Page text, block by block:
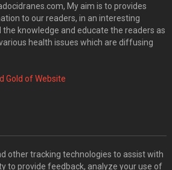
My aim is to provides
to our readers, in an interesting
knowledge and educate the readers as
health issues which are diffusing
Gold of Website
other tracking technologies to assist with
to provide feedback, analyze your use of